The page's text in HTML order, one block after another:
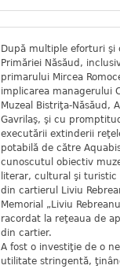
După multiple eforturi şi
Primăriei Năsăud,
primarului Mircea
implicarea managerului
Muzeal Bistriţa-Năsăud,
Gavrilaş, şi cu
executării extinderii
potabilă de către
cunoscutul obiectiv
literar, cultural şi turistic
din cartierul Liviu
Memorial „Liviu
racordat la reţeaua de
din cartier.
A fost o investiţie de o
utilitate stringentă,